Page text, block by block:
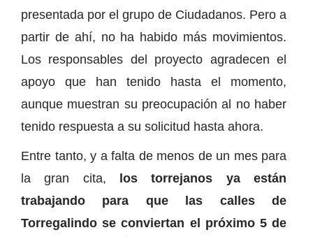
presentada por el grupo de Ciudadanos. Pero a
partir de ahí, no ha habido más movimientos.
Los responsables del proyecto agradecen el
apoyo que han tenido hasta el momento,
aunque muestran su preocupación al no haber
tenido respuesta a su solicitud hasta ahora.
Entre tanto, y a falta de menos de un mes para
la gran cita, los torrejanos ya están
trabajando para que las calles de
Torregalindo se conviertan el próximo 5 de